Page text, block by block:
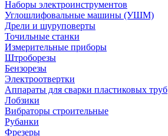
Наборы электроинструментов
Углошлифовальные машины (УШМ)
Дрели и шуруповерты
Точильные станки
Измерительные приборы
Штроборезы
Бензорезы
Электроотвертки
Аппараты для сварки пластиковых труб
Лобзики
Вибраторы строительные
Рубанки
Фрезеры